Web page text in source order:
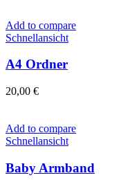
Add to compare
Schnellansicht
A4 Ordner
20,00 €
Add to compare
Schnellansicht
Baby Armband